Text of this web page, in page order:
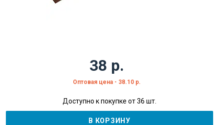
38 р.
Оптовая цена - 38.10 р.
Доступно к покупке от 36 шт.
В КОРЗИНУ